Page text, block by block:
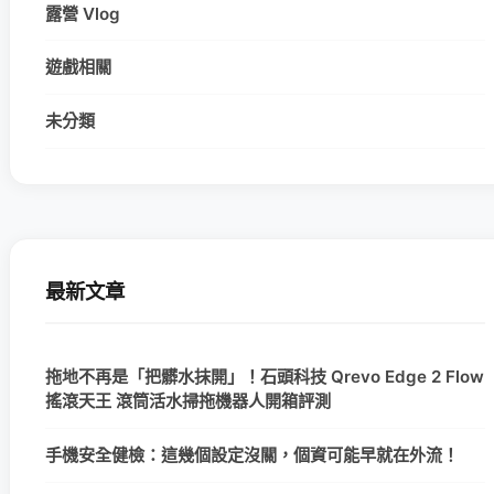
露營 Vlog
遊戲相關
未分類
最新文章
拖地不再是「把髒水抹開」！石頭科技 Qrevo Edge 2 Flow
搖滾天王 滾筒活水掃拖機器人開箱評測
手機安全健檢：這幾個設定沒關，個資可能早就在外流！